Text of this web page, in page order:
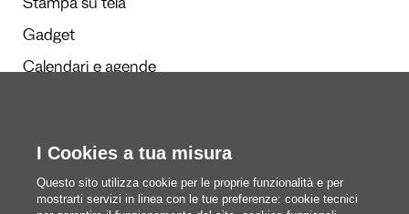
Stampa su tela
Gadget
Calendari e agende
Redazione
Questi siamo noi
I Cookies a tua misura
Questo sito utilizza cookie per le proprie funzionalità e per
mostrarti servizi in linea con le tue preferenze: cookie tecnici